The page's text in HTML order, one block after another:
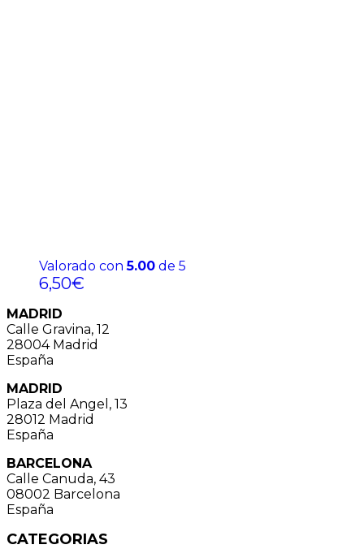
Valorado con5.00 de 5
6,50€
MADRID
Calle Gravina, 12
28004 Madrid
España
MADRID
Plaza del Angel, 13
28012 Madrid
España
BARCELONA
Calle Canuda, 43
08002 Barcelona
España
CATEGORIAS